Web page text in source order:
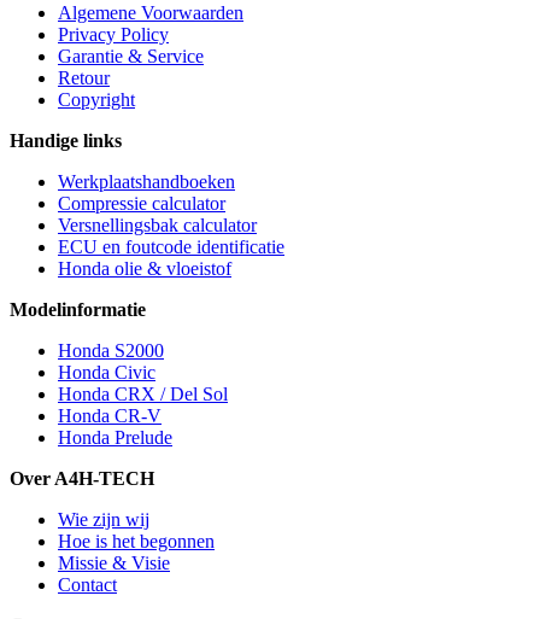
Algemene Voorwaarden
Privacy Policy
Garantie & Service
Retour
Copyright
Handige links
Werkplaatshandboeken
Compressie calculator
Versnellingsbak calculator
ECU en foutcode identificatie
Honda olie & vloeistof
Modelinformatie
Honda S2000
Honda Civic
Honda CRX / Del Sol
Honda CR-V
Honda Prelude
Over A4H-TECH
Wie zijn wij
Hoe is het begonnen
Missie & Visie
Contact